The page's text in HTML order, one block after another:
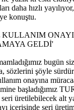
daha hızlı
konuştu.
KULLANIM
GELDİ'
bugün
sözlerini şöyle
onayına
başladığımız
üretilebilecek alt
içerisinde seri